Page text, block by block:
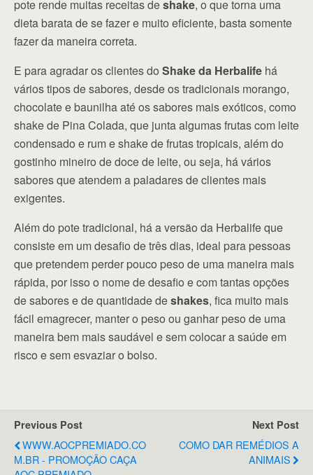
pote rende muitas receitas deshake, o que torna uma
dieta barata de se fazer e muito eficiente, basta somente
fazer da maneira correta.
E para agradar os clientes do Shake da Herbalife há
vários tipos de sabores, desde os tradicionais morango,
chocolate e baunilha até os sabores mais exóticos, como
shake de Pina Colada, que junta algumas frutas com leite
condensado e rum e shake de frutas tropicais, além do
gostinho mineiro de doce de leite, ou seja, há vários
sabores que atendem a paladares de clientes mais
exigentes.
Além do pote tradicional, há a versão da Herbalife que
consiste em um desafio de três dias, ideal para pessoas
que pretendem perder pouco peso de uma maneira mais
rápida, por isso o nome de desafio e com tantas opções
de sabores e de quantidade deshakes, fica muito mais
fácil emagrecer, manter o peso ou ganhar peso de uma
maneira bem mais saudável e sem colocar a saúde em
risco e sem esvaziar o bolso.
Previous Post
WWW.AOCPREMIADO.CO
M.BR - PROMOÇÃO CAÇA
Next Post
COMO DAR REMÉDIOS A
ANIMAIS